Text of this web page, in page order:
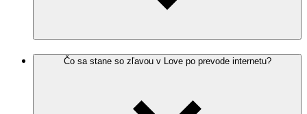
Čo sa stane so zľavou v Love po prevode internetu?